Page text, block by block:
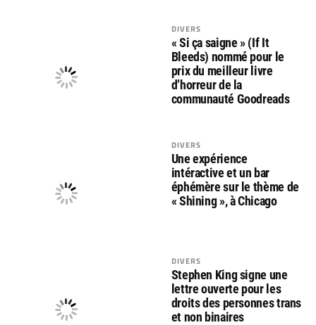
DIVERS
« Si ça saigne » (If It
Bleeds) nommé pour le
prix du meilleur livre
d’horreur de la
communauté Goodreads
DIVERS
Une expérience
intéractive et un bar
éphémère sur le thème de
« Shining », à Chicago
DIVERS
Stephen King signe une
lettre ouverte pour les
droits des personnes trans
et non binaires